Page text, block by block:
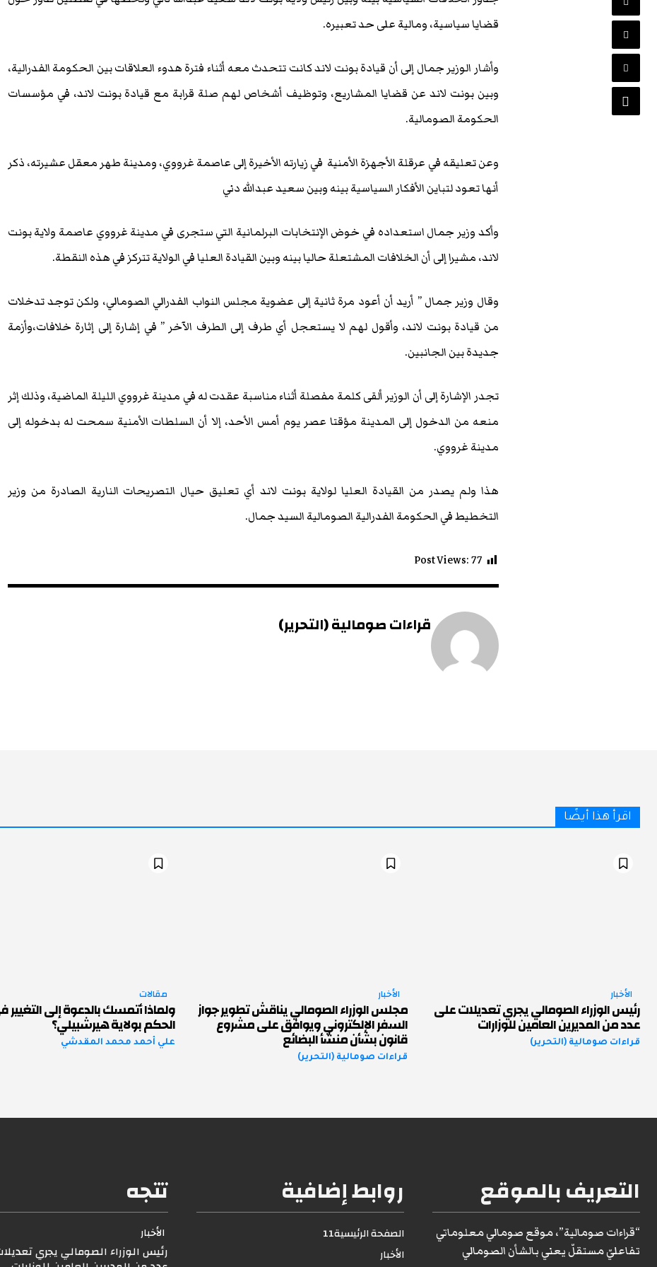
قضايا سياسية، ومالية على حد تعبيره.
وأشار الوزير جمال إلى أن قيادة بونت لاند كانت تتحدث معه أثناء فترة هدوء العلاقات بين الحكومة الفدرالية،
وبين بونت لاند عن قضايا المشاريع، وتوظيف أشخاص لهم صلة قرابة مع قيادة بونت لاند، في مؤسسات
الحكومة الصومالية.
وعن تعليقه في عرقلة الأجهزة الأمنية في زيارته الأخيرة إلى عاصمة غرووي، ومدينة طهر معقل عشيرته، ذكر
أنها تعود لتباين الأفكار السياسية بينه وبين سعيد عبدالله دني
وأكد وزير جمال استعداده في خوض الإنتخابات البرلمانية التي ستجرى في مدينة غرووي عاصمة ولاية بونت
لاند، مشيرا إلى أن الخلافات المشتعلة حاليا بينه وبين القيادة العليا في الولاية تتركز في هذه النقطة.
وقال وزير جمال ” أريد أن أعود مرة ثانية إلى عضوية مجلس النواب الفدرالي الصومالي، ولكن توجد تدخلات
من قيادة بونت لاند، وأقول لهم لا يستعجل أي طرف إلى الطرف الآخر ” في إشارة إلى إثارة خلافات،وأزمة
جديدة بين الجانبين.
تجدر الإشارة إلى أن الوزير ألقى كلمة مفصلة أثناء مناسبة عقدت له في مدينة غرووي الليلة الماضية، وذلك إثر
منعه من الدخول إلى المدينة مؤقتا عصر يوم أمس الأحد، إلا أن السلطات الأمنية سمحت له بدخوله إلى
مدينة غرووي.
هذا ولم يصدر من القيادة العليا لولاية بونت لاند أي تعليق حيال التصريحات النارية الصادرة من وزير
التخطيط في الحكومة الفدرالية الصومالية السيد جمال.
Post Views:77
قراءات صومالية (التحرير)
اقرأ هذا أيضًا
الأخبار
رئيس الوزراء الصومالي يجري تعديلات على
عدد من المديرين العامين للوزارات
قراءات صومالية (التحرير)
الأخبار
مجلس الوزراء الصومالي يناقش تطوير جواز
السفر الإلكتروني ويوافق على مشروع
قانون بشأن منشأ البضائع
قراءات صومالية (التحرير)
مقالات
ولماذا أتمسك بالدعوة إلى
الحكم بولاية هيرشبيلي؟
علي أحمد محمد المقدشي
تتجه
الأخبار
رئيس الوزراء الصومالي يجري
روابط إضافية
الصفحة الرئيسية11
الأخبار
التعريف بالموقع
“قراءات صومالية”، موقع صومالي معلوماتي
تفاعليّ مستقلّ يعني بالشأن الصومالي